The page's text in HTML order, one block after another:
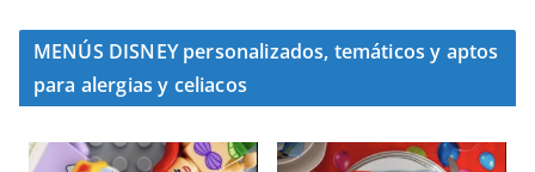
MENÚS DISNEY personalizados, temáticos y aptos
para alergias y celiacos